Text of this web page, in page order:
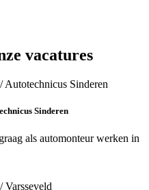
vacatures
Sinderen
als automonteur werken in